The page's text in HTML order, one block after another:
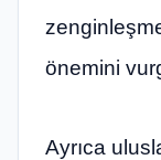
önemini
Ayrıca